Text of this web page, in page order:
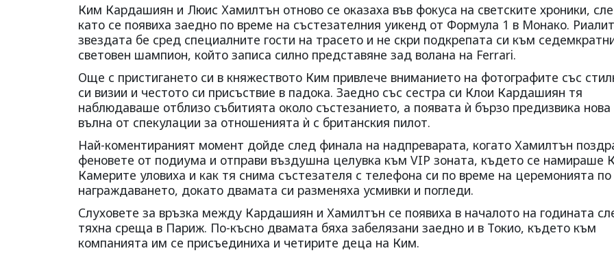
Ким Кардашиян и Люис Хамилтън отново се оказаха във фокуса на светските хроники,
като се появиха заедно по време на състезателния уикенд от Формула 1 в Монако.
звездата бе сред специалните гости на трасето и не скри подкрепата си към
световен шампион, който записа силно представяне зад волана на Ferrari.
Още с пристигането си в княжеството Ким привлече вниманието на фотографите със
си визии и честото си присъствие в падока. Заедно със сестра си Клои Кардашиян тя
наблюдаваше отблизо събитията около състезанието, а появата ѝ бързо предизвика нова
вълна от спекулации за отношенията ѝ с британския пилот.
Най-коментираният момент дойде след финала на надпреварата, когато Хамилтън
феновете от подиума и отправи въздушна целувка към VIP зоната, където се намираше
Камерите уловиха и как тя снима състезателя с телефона си по време на церемонията по
награждаването, докато двамата си разменяха усмивки и погледи.
Слуховете за връзка между Кардашиян и Хамилтън се появиха в началото на годината
тяхна среща в Париж. По-късно двамата бяха забелязани заедно и в Токио, където към
компанията им се присъединиха и четирите деца на Ким.